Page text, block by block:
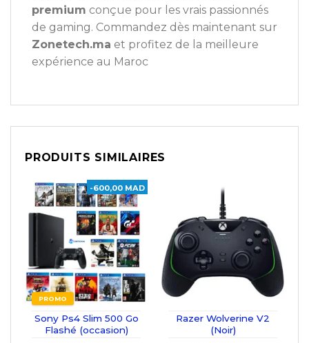
premium conçue pour les vrais passionnés
de gaming. Commandez dès maintenant sur
Zonetech.ma et profitez de la meilleure
expérience au Maroc
PRODUITS SIMILAIRES
-600,00 MAD
PROMO
Sony Ps4 Slim 500 Go
Flashé (occasion)
Razer Wolverine V2
(Noir)